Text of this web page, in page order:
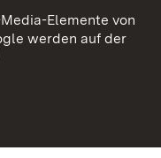
Elemente von
werden auf der